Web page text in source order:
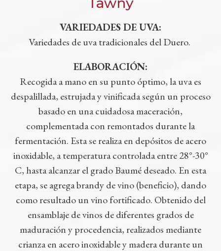
VARIEDADES DE UVA:
Variedades de uva tradicionales del Duero.
ELABORACIÓN:
Recogida a mano en su punto óptimo, la uva es
despalillada, estrujada y vinificada según un proceso
basado en una cuidadosa maceración,
complementada con remontados durante la
fermentación. Esta se realiza en depósitos de acero
inoxidable, a temperatura controlada entre 28°-30°
C, hasta alcanzar el grado Baumé deseado. En esta
etapa, se agrega brandy de vino (beneficio), dando
como resultado un vino fortificado. Obtenido del
ensamblaje de vinos de diferentes grados de
maduración y procedencia, realizados mediante
crianza en acero inoxidable y madera durante un